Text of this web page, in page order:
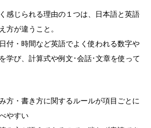
感じられる理由の１つは、日本語と英語
方が違うこと 。
付・時間など英語でよく使われる数字や
学び、計算式や例文･会話･文章を使って
方・書き方に関するルールが項目ごとに
やすい